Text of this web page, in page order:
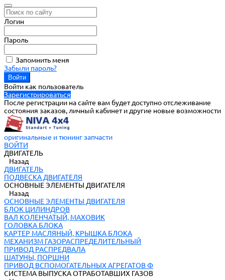
Логин
Пароль
Запомнить меня
Забыли пароль?
Войти как пользователь
Зарегистрироваться
После регистрации на сайте вам будет доступно отслеживание
состояния заказов, личный кабинет и другие новые возможности
оригинальные и тюнинг запчасти
ВОЙТИ
ДВИГАТЕЛЬ
Назад
ДВИГАТЕЛЬ
ПОДВЕСКА ДВИГАТЕЛЯ
ОСНОВНЫЕ ЭЛЕМЕНТЫ ДВИГАТЕЛЯ
Назад
ОСНОВНЫЕ ЭЛЕМЕНТЫ ДВИГАТЕЛЯ
БЛОК ЦИЛИНДРОВ
ВАЛ КОЛЕНЧАТЫЙ, МАХОВИК
ГОЛОВКА БЛОКА
КАРТЕР МАСЛЯНЫЙ, КРЫШКА БЛОКА
МЕХАНИЗМ ГАЗОРАСПРЕДЕЛИТЕЛЬНЫЙ
ПРИВОД РАСПРЕДВАЛА
ШАТУНЫ, ПОРШНИ
ПРИВОД ВСПОМОГАТЕЛЬНЫХ АГРЕГАТОВ Ф
СИСТЕМА ВЫПУСКА ОТРАБОТАВШИХ ГАЗОВ